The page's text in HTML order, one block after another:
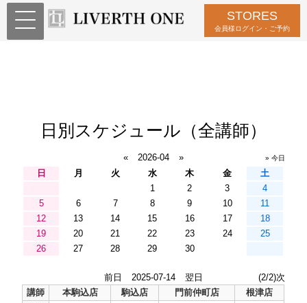
STORES
会員様ログイン・ご予約
日別スケジュール（全講師）
« 2026-04 » » 今日
日 月 火 水 木 金
土
1
2 3
4
5
6 7 8 9 10
11
12
13 14 15 16 17
18
19
20 21 22 23 24
25
26
27 28 29 30
前日 2025-07-14 翌日
(2/2)次
講師
本駒込店 駒込店 門前仲町店
根津店